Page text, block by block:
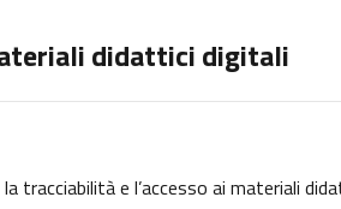
didattici digitali
tracciabilità e l’accesso ai materiali